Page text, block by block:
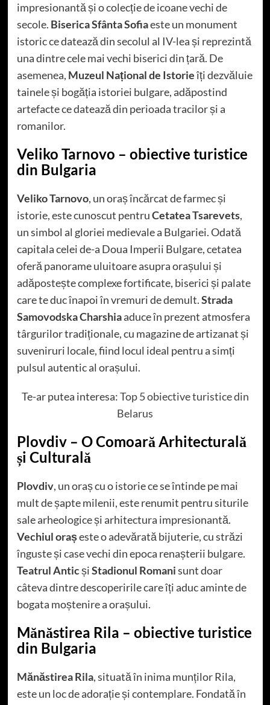
impresionantă și o colecție de icoane vechi de
secole. Biserica Sfânta Sofiaeste un monument
istoric ce datează din secolul al IV-lea și reprezintă
una dintre cele mai vechi biserici din țară. De
asemenea, Muzeul Național de Istorieîți dezvăluie
tainele și bogăția istoriei bulgare, adăpostind
artefacte ce datează din perioada tracilor și a
romanilor.
Veliko Tarnovo – obiective turistice
din Bulgaria
Veliko Tarnovo, un oraș încărcat de farmec și
istorie, este cunoscut pentruCetatea Tsarevets,
un simbol al gloriei medievale a Bulgariei. Odată
capitala celei de-a Doua Imperii Bulgare, cetatea
oferă panorame uluitoare asupra orașului și
adăpostește complexe fortificate, biserici și palate
care te duc înapoi în vremuri de demult.Strada
Samovodska Charshiaaduce în prezent atmosfera
târgurilor tradiționale, cu magazine de artizanat și
suveniruri locale, fiind locul ideal pentru a simți
pulsul autentic al orașului.
Te-ar putea interesa:Top 5 obiective turistice din
Belarus
Plovdiv – O Comoară Arhitecturală
și Culturală
Plovdiv, un oraș cu o istorie ce se întinde pe mai
mult de șapte milenii, este renumit pentru siturile
sale arheologice și arhitectura impresionantă.
Vechiul orașeste o adevărată bijuterie, cu străzi
înguste și case vechi din epoca renașterii bulgare.
Teatrul AnticșiStadionul Romanisunt doar
câteva dintre descoperirile care îți aduc aminte de
bogata moștenire a orașului.
Mănăstirea Rila – obiective turistice
din Bulgaria
Mănăstirea Rila, situată în inima munților Rila,
este un loc de adorație și contemplare. Fondată în